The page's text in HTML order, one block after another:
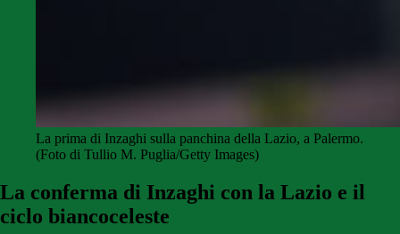
La prima di Inzaghi sulla panchina della Lazio, a Palermo.
(Foto di Tullio M. Puglia/Getty Images)
La conferma di Inzaghi con la Lazio e il
ciclo biancoceleste